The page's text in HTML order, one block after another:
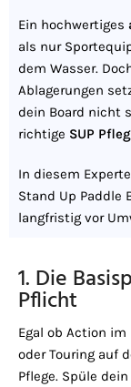
Ein hochwertiges
als nur
dem Wasser.
Ablagerungen
dein Board nicht
richtige SUP
In diesem
Stand Up Paddle
langfristig vor
1. Die
Pflicht
Egal ob Action
oder Touring auf
Pflege. Spüle